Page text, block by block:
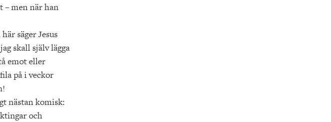
– men när han
säger Jesus
skall själv lägga
emot eller
på i veckor
nästan komisk:
och